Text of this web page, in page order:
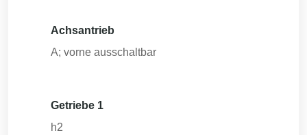
Achsantrieb
A; vorne ausschaltbar
Getriebe 1
h2